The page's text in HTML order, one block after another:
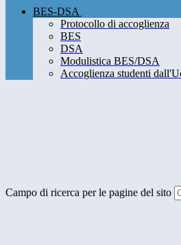
BES-DSA
Protocollo di accoglienza
BES
DSA
Modulistica BES/DSA
Accoglienza studenti
Campo di ricerca per le pagine del sito